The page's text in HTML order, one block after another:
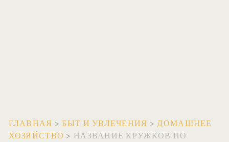
ГЛАВНАЯ >БЫТ И УВЛЕЧЕНИЯ >ДОМАШНЕЕ
ХОЗЯЙСТВО > НАЗВАНИЕ КРУЖКОВ ПО